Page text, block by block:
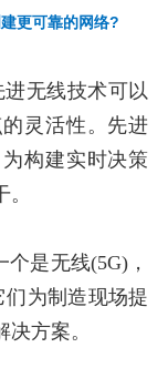
更可靠的网络?
无线技术可以
灵活性。先进
构建实时决策
是无线(5G)，
们为制造现场提
方案。